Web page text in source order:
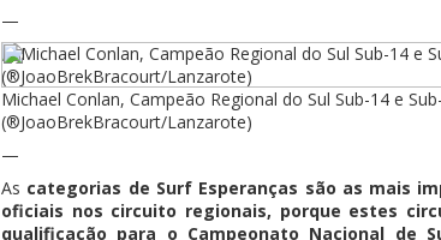
—
Michael Conlan, Campeão Regional do Sul Sub-14 e
(®JoaoBrekBracourt/Lanzarote)
—
As categorias de Surf Esperanças são as mais
oficiais nos circuito regionais, porque estes
qualificação para o Campeonato Nacional de